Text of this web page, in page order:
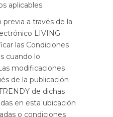
aplicables.
a través de la
LIVING
las Condiciones
cuando lo
modificaciones
de la publicación
de dichas
en esta ubicación
o condiciones